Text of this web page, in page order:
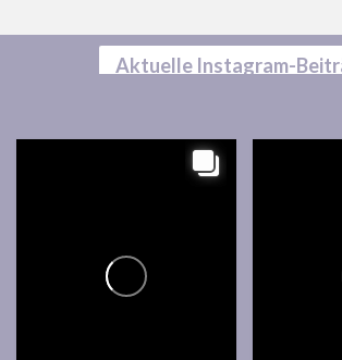
Aktuelle Instagram-